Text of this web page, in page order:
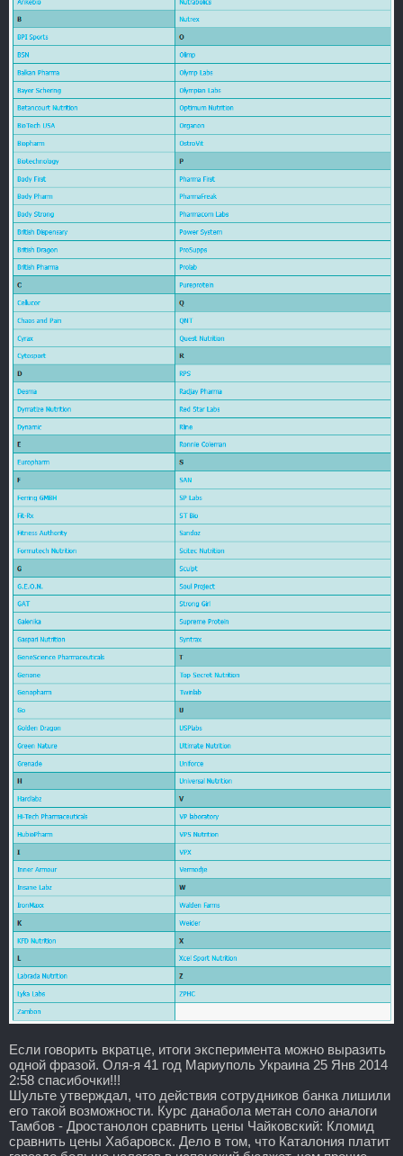
Если говорить вкратце, итоги эксперимента можно выразить
одной фразой. Оля-я 41 год Мариуполь Украина 25 Янв 2014
2:58 спасибочки!!!
Шульте утверждал, что действия сотрудников банка лишили
его такой возможности. Курс данабола метан соло аналоги
Тамбов - Дростанолон сравнить цены Чайковский: Кломид
сравнить цены Хабаровск. Дело в том, что Каталония платит